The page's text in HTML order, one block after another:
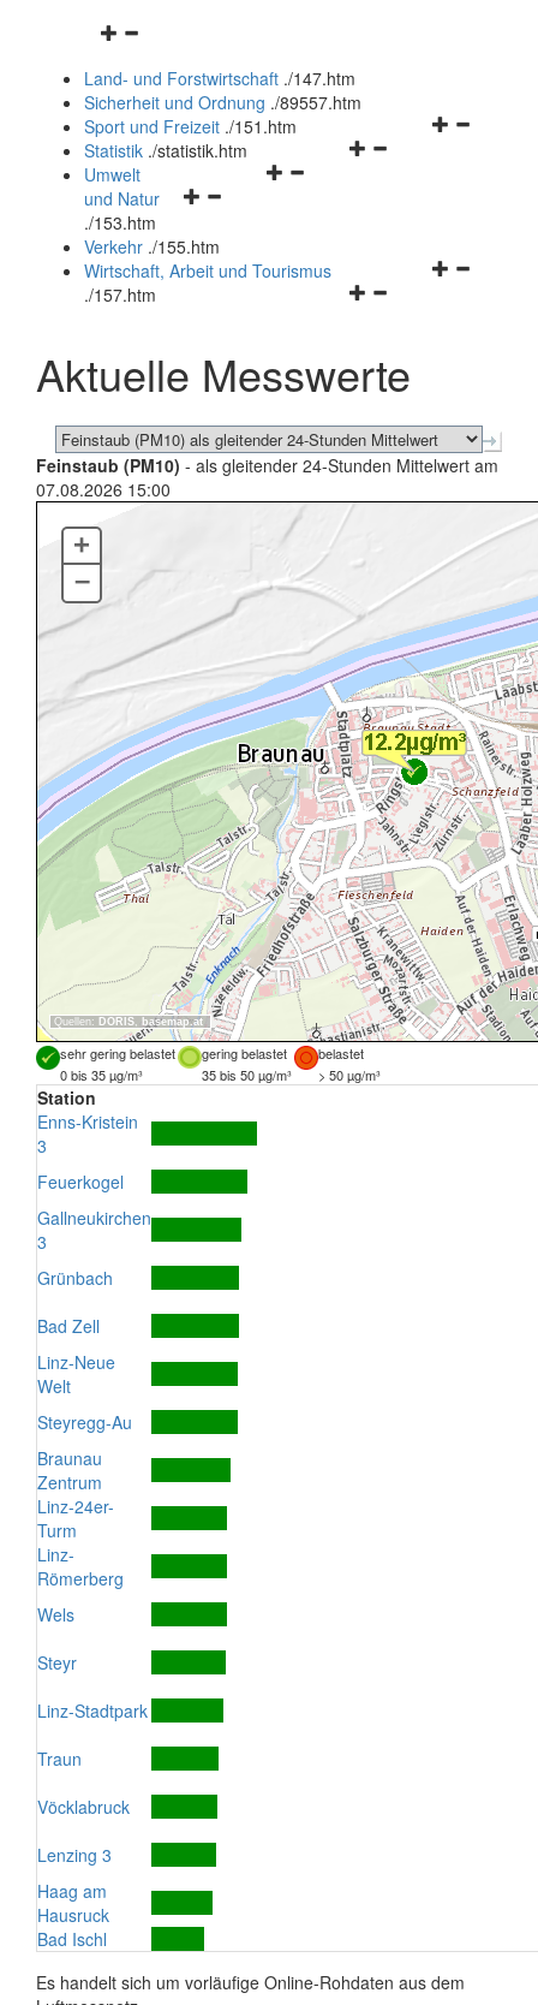
Navigationsmenü
und
schließen
Land- und Forstwirtschaft ./147.htm
Sicherheit und Ordnung ./89557.htm
Navigationsmenü
Sport und Freizeit ./151.htm
Navigationsmenü
Statistik ./statistik.htm
Navigationsmenü
und
schließen
Umwelt
und Natur
./153.htm
Verkehr ./155.htm
Navigationsmenü
schließen
Wirtschaft, Arbeit und Tourismus
./157.htm
Aktuelle Messwerte
Feinstaub (PM10) - als gleitender 24-Stunden Mittelwert am
07.08.2026 15:00
Quellen: DORIS, basemap.at
+
–
sehr gering belastet gering belastet
belastet
0 bis 35 µg/m³
35 bis 50 µg/m³ > 50 µg/m³
Station
Enns-Kristein
3
Feuerkogel
Gallneukirchen
3
Grünbach
Bad Zell
Linz-Neue
Welt
Steyregg-Au
Braunau
Zentrum
Linz-24er-
Turm
Linz-
Römerberg
Wels
Steyr
Linz-Stadtpark
Traun
Vöcklabruck
Lenzing 3
Haag am
Hausruck
Bad Ischl
Es handelt sich um vorläufige Online-Rohdaten aus dem